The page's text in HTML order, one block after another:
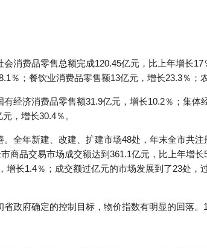
消费品零售总额完成120.45亿元，比上年增长
％；餐饮业消费品零售额13亿元，增长23.3％；
经济消费品零售额31.9亿元，增长10.2％；集体
，增长30.4％。
全年新建、改建、扩建市场48处，年末全市共
商品交易市场成交额达到361.1亿元，比上年增
增长1.4％；成交额过亿元的市场发展到了23处
政府确定的控制目标，物价指数有明显的回落。